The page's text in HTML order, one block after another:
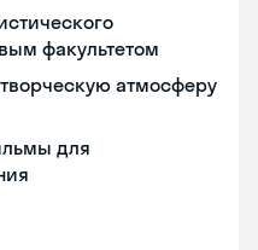
факультетом
атмосферу
для